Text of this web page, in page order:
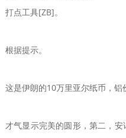
打点工具[ZB]。
根据提示。
这是伊朗的10万里亚尔纸币，铝
才气显示完美的圆形，第二，